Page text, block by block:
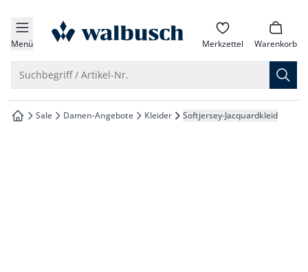
springen
springen
springen
springen
Menü zur Startseite Merkzettel Warenkorb
Suchbegriff / Artikel-Nr.
zur Startseite
Sale Damen-Angebote Kleider Softjersey-Jacquardkleid